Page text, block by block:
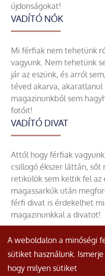
újdonságokat!
VADÍTÓ NŐK
Mi férfiak nem tehetünk
vagyunk. Nem tehetünk
jár az eszünk, és arról
téved akarva, akaratlanul
magazinunkból sem
fotóit!
VADÍTÓ DIVAT
Attól hogy férfiak
csillogó ékszer láttán, sőt
retikülök sem keltik fel az
magassarkúk után
férfi divat is érdekelhet
magazinunkkal a divatot!
© Minden
A weboldalon a minőségi
sütiket használunk.
hogy milyen sütiket